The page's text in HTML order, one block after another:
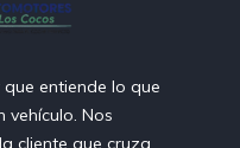
entiende lo que
vehículo. Nos
cliente que cruza